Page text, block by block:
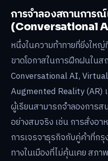
การจำลองสถานการณ์
(Conversational
หนึ่งในความท้าทายที่ยิ่งให
ขาดโอกาสในการฝึกฝนใน
Conversational AI,
Augmented Reality (AR)
ผู้เรียนสามารถจำลองการ
อย่างสมจริง เช่น การสั่งอ
การเจรจาธุรกิจกับคู่ค้าที่กรุ
ทางในเมืองที่ไม่คุ้นเคย สภ